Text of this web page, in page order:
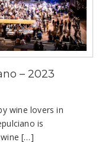
– 2023
wine lovers in
is
[…]